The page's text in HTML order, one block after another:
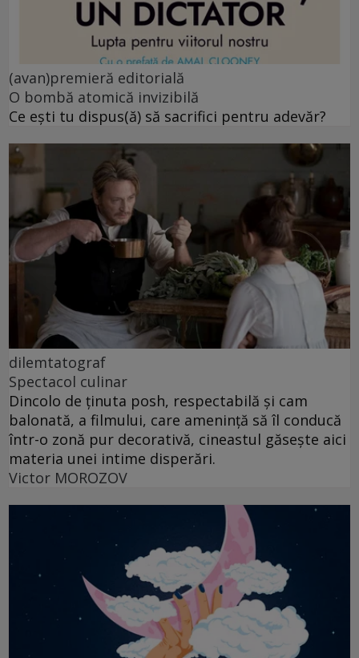
(avan)premieră editorială
O bombă atomică invizibilă
Ce ești tu dispus(ă) să sacrifici pentru adevăr?
dilemtatograf
Spectacol culinar
Dincolo de ținuta posh, respectabilă și cam
balonată, a filmului, care amenință să îl conducă
într-o zonă pur decorativă, cineastul găsește aici
materia unei intime disperări.
Victor MOROZOV